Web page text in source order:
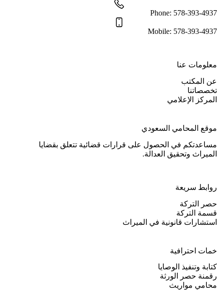
Phone: 578-393-4937
Mobile: 578-393-4937
معلومات عنا
عن المكتب
تخصصاتنا
المركز الإعلامي
موقع المحامي السعودي
مساعدتكم في الحصول على قرارات قضائية تتعلق بقضايا
الميراث وتحقيق العدالة.
روابط سريعة
حصر التركة
قسمة التركة
استشارات قانونية في الميراث
خمات احترافية
كتابة وتنفيذ الوصايا
رقمنة حصر الورثة
محامي مواريث